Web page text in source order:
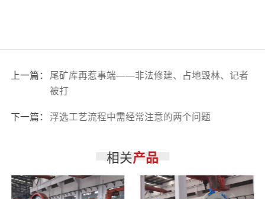
上一篇： 尾矿库再惹事端——非法修建、占地毁林、记者
被打
下一篇： 浮选工艺流程中需经常注意的两个问题
相关产品